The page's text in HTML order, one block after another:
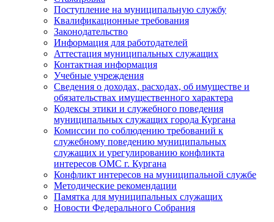
Поступление на муниципальную службу
Квалификационные требования
Законодательство
Информация для работодателей
Аттестация муниципальных служащих
Контактная информация
Учебные учреждения
Сведения о доходах, расходах, об имуществе и
обязательствах имущественного характера
Кодексы этики и служебного поведения
муниципальных служащих города Кургана
Комиссии по соблюдению требований к
служебному поведению муниципальных
служащих и урегулированию конфликта
интересов ОМС г. Кургана
Конфликт интересов на муниципальной службе
Методические рекомендации
Памятка для муниципальных служащих
Новости Федерального Cобрания